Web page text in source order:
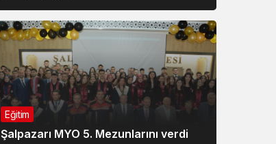
Eğitim
Şalpazarı MYO 5. Mezunlarını verdi